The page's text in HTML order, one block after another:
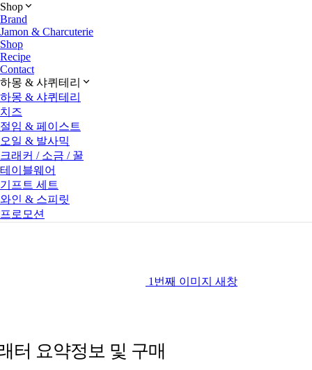
Shop
Brand
Jamon & Charcuterie
Shop
Recipe
Contact
하몽 & 샤퀴테리
하몽 & 샤퀴테리
치즈
절임 & 페이스트
오일 & 발사믹
크래커 / 소금 / 꿀
테이블웨어
기프트 세트
와인 & 스피릿
프로모션
1번째 이미지 새창
터 요약정보 및 구매